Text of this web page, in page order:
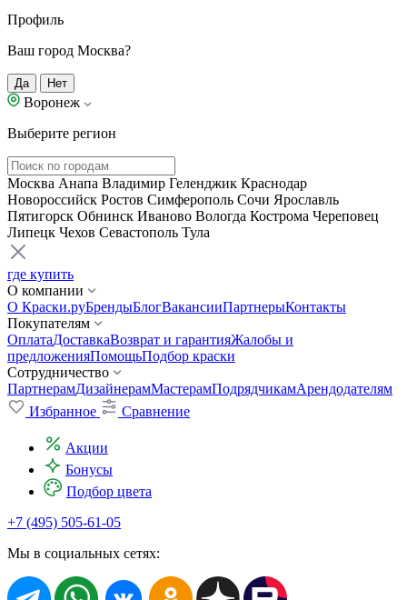
Профиль
Ваш город Москва?
Да Нет
Воронеж
Выберите регион
Москва Анапа Владимир Геленджик Краснодар
Новороссийск Ростов Симферополь Сочи Ярославль
Пятигорск Обнинск Иваново Вологда Кострома Череповец
Липецк Чехов Севастополь Тула
где купить
О компании
О Краски.руБрендыБлогВакансииПартнерыКонтакты
Покупателям
ОплатаДоставкаВозврат и гарантияЖалобы и
предложенияПомощьПодбор краски
Сотрудничество
ПартнерамДизайнерамМастерамПодрядчикамАрендодателям
Избранное
Сравнение
Акции
Бонусы
Подбор цвета
+7 (495) 505-61-05
Мы в социальных сетях: